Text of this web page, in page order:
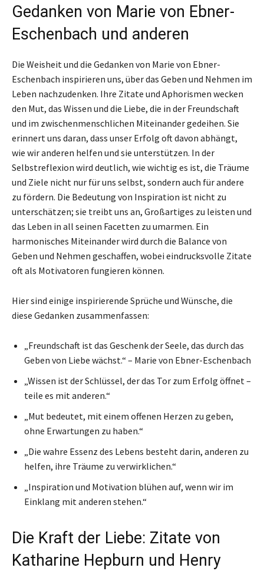
Gedanken von Marie von Ebner-
Eschenbach und anderen
Die Weisheit und die Gedanken von Marie von Ebner-
Eschenbach inspirieren uns, über das Geben und Nehmen im
Leben nachzudenken. Ihre Zitate und Aphorismen wecken
den Mut, das Wissen und die Liebe, die in der Freundschaft
und im zwischenmenschlichen Miteinander gedeihen. Sie
erinnert uns daran, dass unser Erfolg oft davon abhängt,
wie wir anderen helfen und sie unterstützen. In der
Selbstreflexion wird deutlich, wie wichtig es ist, die Träume
und Ziele nicht nur für uns selbst, sondern auch für andere
zu fördern. Die Bedeutung von Inspiration ist nicht zu
unterschätzen; sie treibt uns an, Großartiges zu leisten und
das Leben in all seinen Facetten zu umarmen. Ein
harmonisches Miteinander wird durch die Balance von
Geben und Nehmen geschaffen, wobei eindrucksvolle Zitate
oft als Motivatoren fungieren können.
Hier sind einige inspirierende Sprüche und Wünsche, die
diese Gedanken zusammenfassen:
„Freundschaft ist das Geschenk der Seele, das durch das
Geben von Liebe wächst.“ – Marie von Ebner-Eschenbach
„Wissen ist der Schlüssel, der das Tor zum Erfolg öffnet –
teile es mit anderen.“
„Mut bedeutet, mit einem offenen Herzen zu geben,
ohne Erwartungen zu haben.“
„Die wahre Essenz des Lebens besteht darin, anderen zu
helfen, ihre Träume zu verwirklichen.“
„Inspiration und Motivation blühen auf, wenn wir im
Einklang mit anderen stehen.“
Die Kraft der Liebe: Zitate von
Katharine Hepburn und Henry